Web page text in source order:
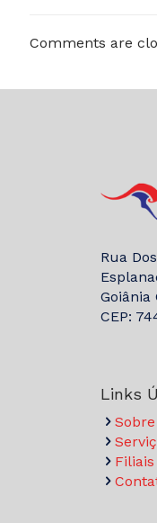
Comments are
Rua
Goiânia
CEP:
Links
Filiais